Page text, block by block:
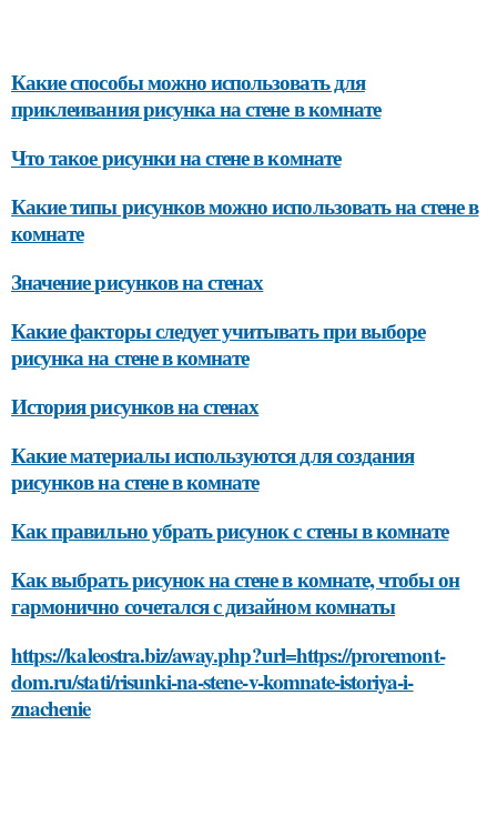
Какие способы можно использовать для
приклеивания рисунка на стене в комнате
Что такое рисунки на стене в комнате
Какие типы рисунков можно использовать на стене в
комнате
Значение рисунков на стенах
Какие факторы следует учитывать при выборе
рисунка на стене в комнате
История рисунков на стенах
Какие материалы используются для создания
рисунков на стене в комнате
Как правильно убрать рисунок с стены в комнате
Как выбрать рисунок на стене в комнате, чтобы он
гармонично сочетался с дизайном комнаты
https://kaleostra.biz/away.php?url=https://proremont-
dom.ru/stati/risunki-na-stene-v-komnate-istoriya-i-
znachenie